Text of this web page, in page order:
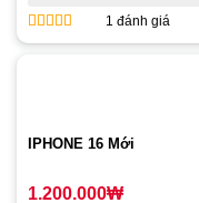
5out of 5
1 đánh giá
IPHONE 16 Mới
1.200.000₩